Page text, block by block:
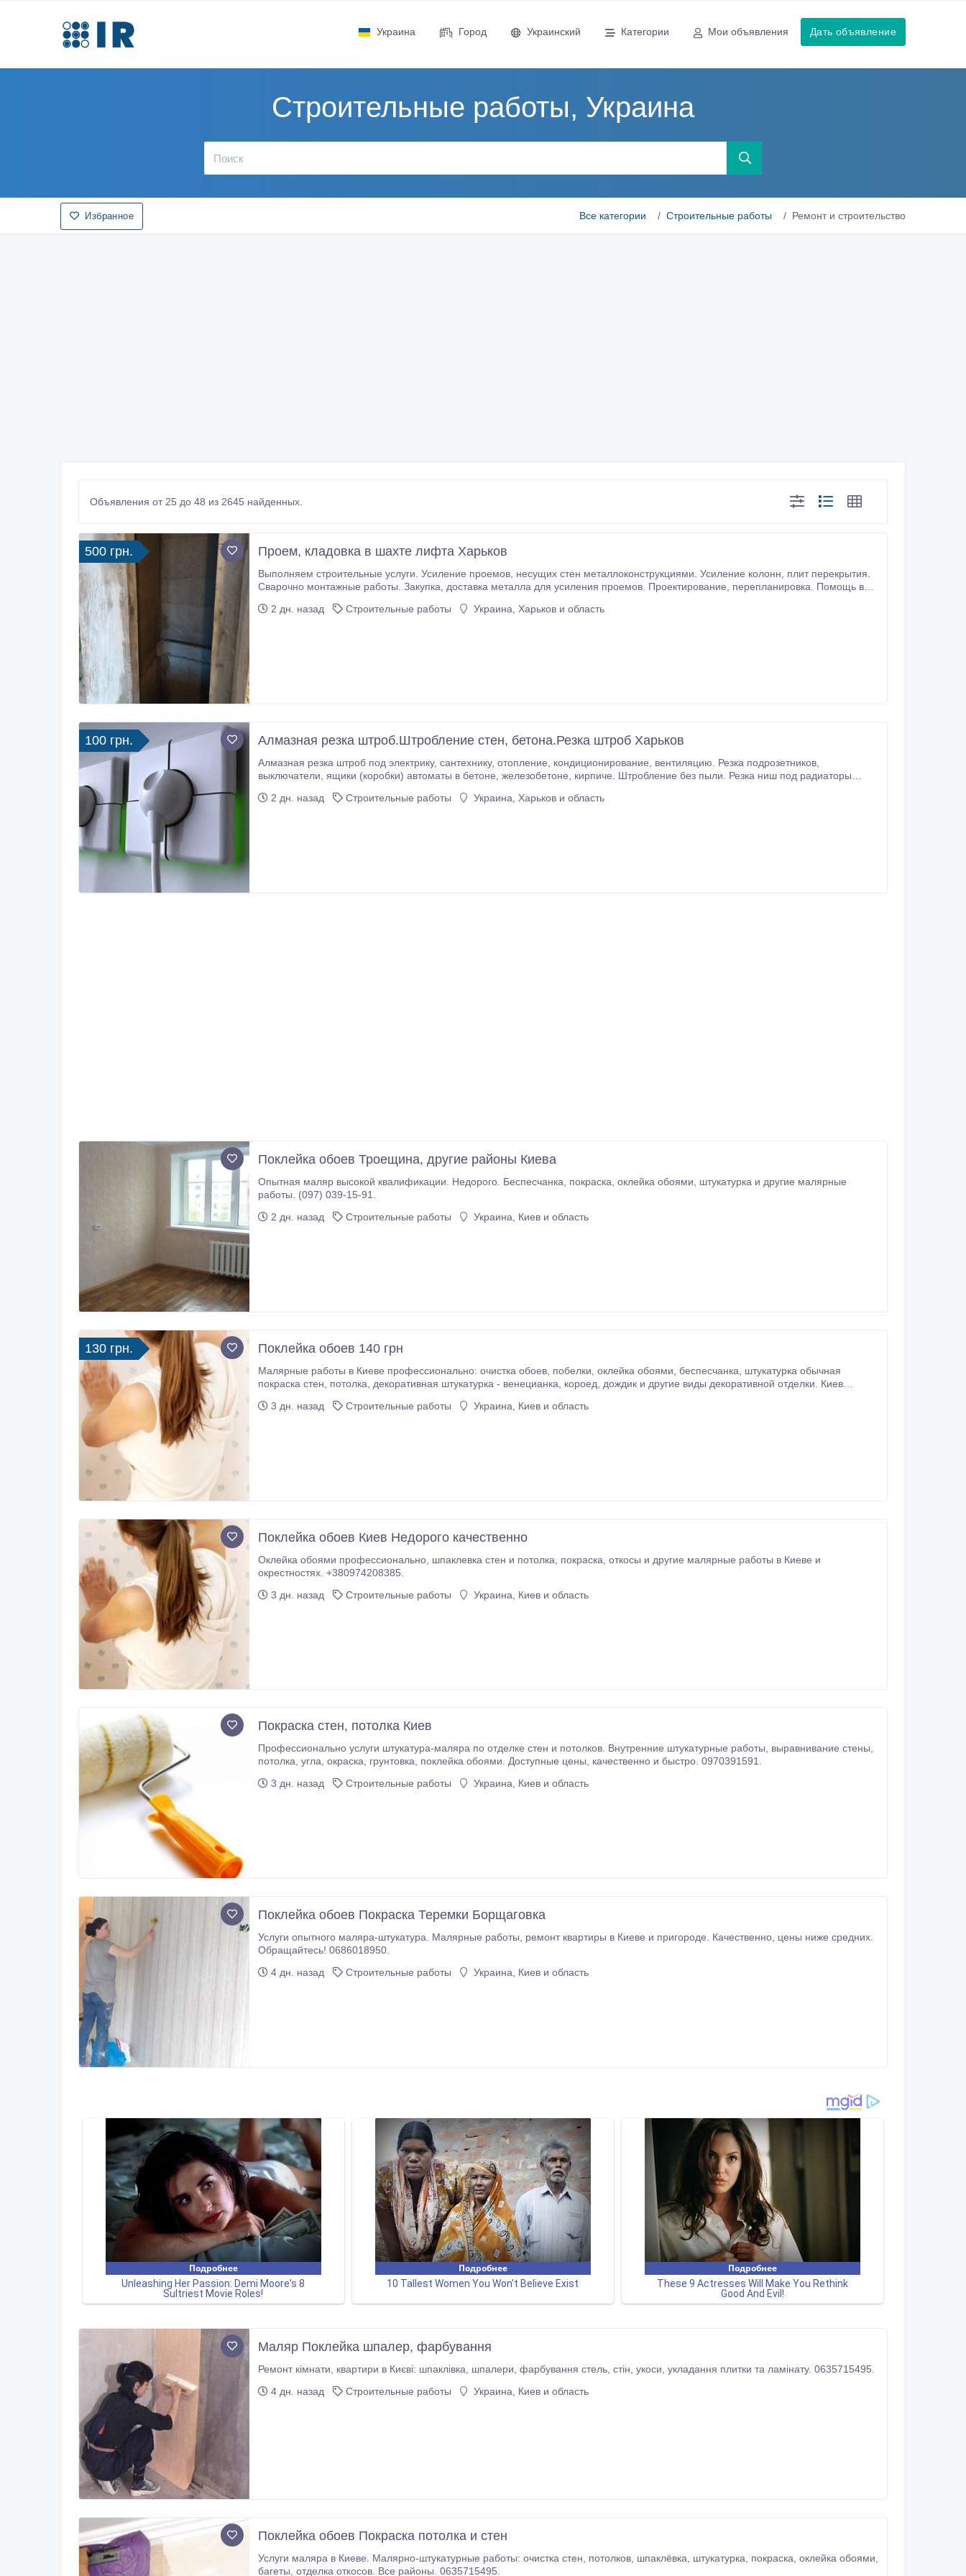
Украина Город Украинский Категории Мои объявления Дать объявление
Строительные работы, Украина
Избранное Все категории Строительные работы Ремонт и строительство
Объявления от 25 до 48 из 2645 найденных.
500 грн. Проем, кладовка в шахте лифта Харьков
Выполняем строительные услуги. Усиление проемов, несущих стен металлоконструкциями. Усиление колонн, плит перекрытия.
Сварочно монтажные работы. Закупка, доставка металла для усиления проемов. Проектирование, перепланировка. Помощь в
2 дн. назад
Строительные работы Украина, Харьков и область
100 грн. Алмазная резка штроб.Штробление стен, бетона.Резка штроб Харьков
Алмазная резка штроб под электрику, сантехнику, отопление, кондиционирование, вентиляцию. Резка подрозетников,
выключатели, ящики (коробки) автоматы в бетоне, железобетоне, кирпиче. Штробление без пыли. Резка ниш под радиаторы
2 дн. назад
Строительные работы Украина, Харьков и область
Поклейка обоев Троещина, другие районы Киева
Опытная маляр высокой квалификации. Недорого. Беспесчанка, покраска, оклейка обоями, штукатурка и другие малярные
работы. (097) 039-15-91.
2 дн. назад
Строительные работы Украина, Киев и область
130 грн. Поклейка oбоев 140 грн
Малярные работы в Киеве профессионально: очистка обоев, побелки, оклейка обоями, беспесчанка, штукатурка обычная
покраска стен, потолка, декоративная штукатурка - венецианка, короед, дождик и другие виды декоративной отделки. Киев
3 дн. назад
Строительные работы Украина, Киев и область
Поклейка обоев Киев Недорого качественно
Оклейка обоями профессионально, шпаклевка стен и потолка, покраска, откосы и другие малярные работы в Киеве и
окрестностях. +380974208385.
3 дн. назад
Строительные работы Украина, Киев и область
Покраска стен, потолка Киев
Профессионально услуги штукатура-маляра по отделке стен и потолков. Внутренние штукатурные работы, выравнивание стены,
потолка, угла, окраска, грунтовка, поклейка обоями. Доступные цены, качественно и быстро. 0970391591.
3 дн. назад
Строительные работы Украина, Киев и область
Поклейка обоев Покраска Теремки Борщаговка
Услуги опытного маляра-штукатура. Малярные работы, ремонт квартиры в Киеве и пригороде. Качественно, цены ниже средних.
Обращайтесь! 0686018950.
4 дн. назад
Строительные работы Украина, Киев и область
Маляр Поклейка шпалер, фарбування
Ремонт кімнати, квартири в Києві: шпаклівка, шпалери, фарбування стель, стін, укоси, укладання плитки та ламінату. 0635715495.
4 дн. назад
Строительные работы Украина, Киев и область
Поклейка обоев Покраска потолка и стен
Услуги маляра в Киеве. Малярно-штукатурные работы: очистка стен, потолков, шпаклёвка, штукатурка, покраска, оклейка обоями,
багеты, отделка откосов. Все районы. 0635715495.